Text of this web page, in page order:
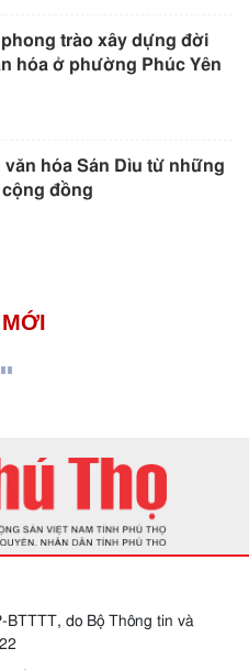
phong trào xây dựng đời
hóa ở phường Phúc Yên
văn hóa Sán Dìu từ những
cộng đồng
BTTTT, do Bộ Thông tin và